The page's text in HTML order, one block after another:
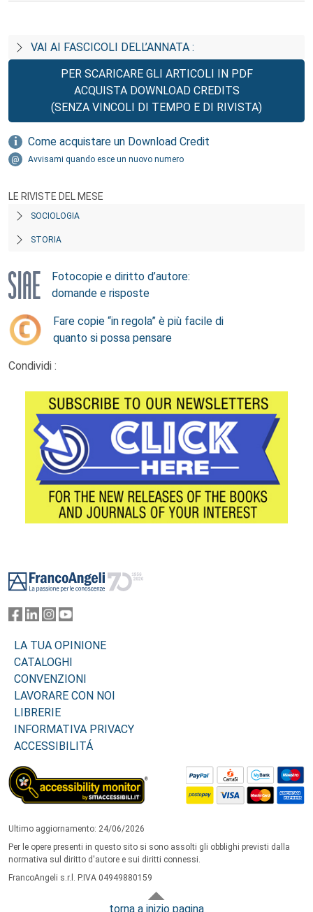
VAI AI FASCICOLI DELL’ANNATA :
PER SCARICARE GLI ARTICOLI IN PDF
ACQUISTA DOWNLOAD CREDITS
(SENZA VINCOLI DI TEMPO E DI RIVISTA)
Come acquistare un Download Credit
Avvisami quando esce un nuovo numero
LE RIVISTE DEL MESE
SOCIOLOGIA
STORIA
Fotocopie e diritto d’autore:
domande e risposte
Fare copie “in regola” è più facile di
quanto si possa pensare
Condividi :
LA TUA OPINIONE
CATALOGHI
CONVENZIONI
LAVORARE CON NOI
LIBRERIE
INFORMATIVA PRIVACY
ACCESSIBILITÁ
Ultimo aggiornamento: 24/06/2026
Per le opere presenti in questo sito si sono assolti gli obblighi previsti dalla
normativa sul diritto d'autore e sui diritti connessi.
FrancoAngeli s.r.l. P.IVA 04949880159
torna a inizio pagina